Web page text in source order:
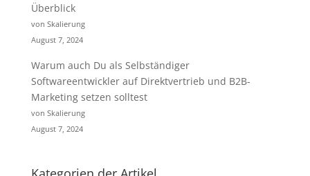
Überblick
von Skalierung
August 7, 2024
Warum auch Du als Selbständiger
Softwareentwickler auf Direktvertrieb und B2B-
Marketing setzen solltest
von Skalierung
August 7, 2024